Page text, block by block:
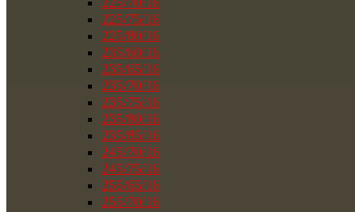
225/75/16
225/80/16
235/60/16
235/65/16
235/70/16
235/75/16
235/80/16
235/85/16
245/70/16
245/75/16
255/65/16
255/70/16